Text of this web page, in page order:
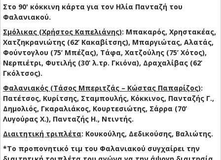
Στο 90' κόκκινη κάρτα για τον Ηλία Πανταζή του
Φαλανιακού.
Σμόλικας (Χρήστος Καπελιάνης): Μπακαρός, Χρηστακέας,
Χατζηκρανιώτης (62’ Κακαβίτσης), Μπαργιώτας, Αλατάς,
Φούντογλου (75’ Μπέζας), Τάφα, Χατζούλης (75’ Χότος),
Νερπιέτρι, Φυτιλής (30’ λ.τρ. Γκιόνα), Δραχαλίβας (62’
Γκόλτσος).
Φαλανιακός (Τάσος Μπεριτζάς – Κώστας Παπαρίζος):
Πατέτσος, Κυρίτσης, Σταμπουλής, Κόκκινος, Πανταζής Γ.,
Δημολιός, Γκαραλιάκος, Κουρτεσιώτης, Σάρρα (70’
Λυγούρας Χ.), Πανταζής Η., Ντιντής.
Διαιτητική τριπλέτα: Κουκούλης, Δεδικούσης, Βαλιώτης.
*Το προπονητικό τιμ του Φαλανιακού συγχαίρει την